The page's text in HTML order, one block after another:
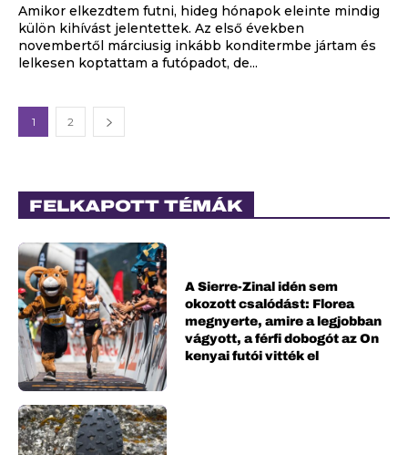
Amikor elkezdtem futni, hideg hónapok eleinte mindig
külön kihívást jelentettek. Az első években
novembertől márciusig inkább konditermbe jártam és
lelkesen koptattam a futópadot, de...
1 2
FELKAPOTT TÉMÁK
A Sierre-Zinal idén sem
okozott csalódást: Florea
megnyerte, amire a legjobban
vágyott, a férfi dobogót az On
kenyai futói vitték el